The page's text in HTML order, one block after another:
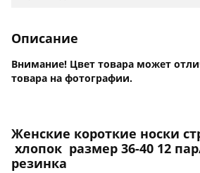
Описание
Внимание! Цвет товара может
товара на фотографии.
Женские короткие носки
хлопок размер 36-40 12
резинка